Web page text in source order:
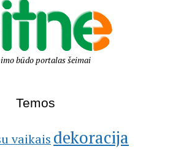
būdo portalas šeimai
Temos
vaikais dekoracija